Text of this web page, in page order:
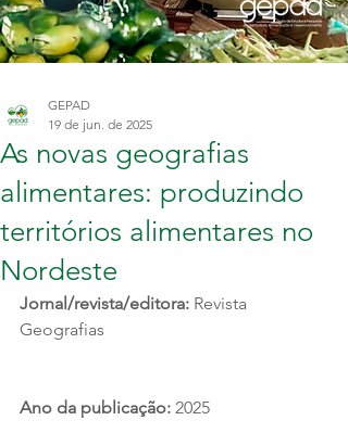
As novas geografias
alimentares: produzindo
territórios alimentares no
Nordeste
GEPAD
19 de jun. de 2025
Jornal/revista/editora: Revista
Geografias
Ano da publicação: 2025